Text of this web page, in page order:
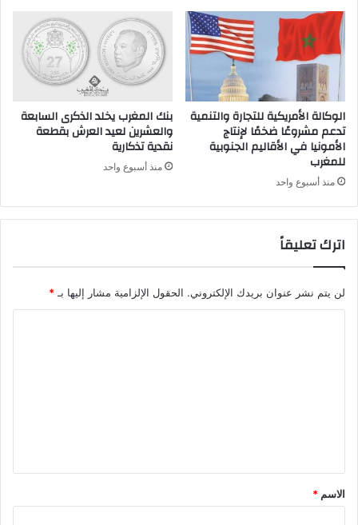
الوكالة الأمريكية للتجارة والتنمية
تدعم مشروعًا ضخمًا لإنتاج
الأمونيا في الأقاليم الجنوبية
للمغرب
منذ أسبوع واحد
بنك المغرب يخلد الذكرى السابعة
والعشرين لعيد العرش بقطعة
نقدية تذكارية
منذ أسبوع واحد
اترك تعليقاً
لن يتم نشر عنوان بريدك الإلكتروني. الحقول الإلزامية مشار إليها بـ *
*
الاسم *